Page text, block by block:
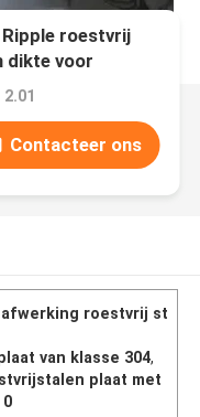
roestvrij
dikte voor
Contacteer ons
afwerking roestvrij st
van klasse 304,
plaat met